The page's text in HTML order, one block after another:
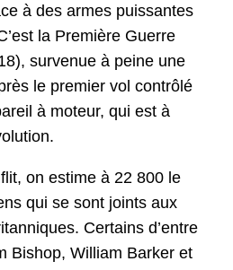
à des armes puissantes
la Première Guerre
survenue à peine une
le premier vol contrôlé
à moteur, qui est à
on estime à 22 800 le
qui se sont joints aux
Certains d’entre
Bishop, William Barker et